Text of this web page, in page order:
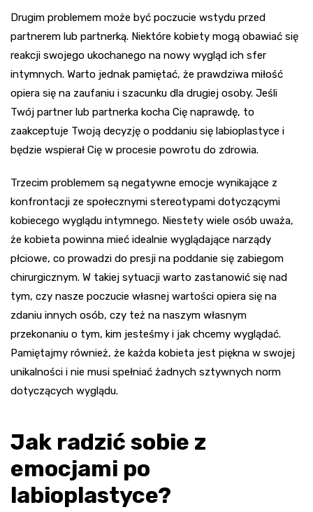
Drugim problemem może być poczucie wstydu przed
partnerem lub partnerką. Niektóre kobiety mogą obawiać się
reakcji swojego ukochanego na nowy wygląd ich sfer
intymnych. Warto jednak pamiętać, że prawdziwa miłość
opiera się na zaufaniu i szacunku dla drugiej osoby. Jeśli
Twój partner lub partnerka kocha Cię naprawdę, to
zaakceptuje Twoją decyzję o poddaniu się labioplastyce i
będzie wspierał Cię w procesie powrotu do zdrowia.
Trzecim problemem są negatywne emocje wynikające z
konfrontacji ze społecznymi stereotypami dotyczącymi
kobiecego wyglądu intymnego. Niestety wiele osób uważa,
że kobieta powinna mieć idealnie wyglądające narządy
płciowe, co prowadzi do presji na poddanie się zabiegom
chirurgicznym. W takiej sytuacji warto zastanowić się nad
tym, czy nasze poczucie własnej wartości opiera się na
zdaniu innych osób, czy też na naszym własnym
przekonaniu o tym, kim jesteśmy i jak chcemy wyglądać.
Pamiętajmy również, że każda kobieta jest piękna w swojej
unikalności i nie musi spełniać żadnych sztywnych norm
dotyczących wyglądu.
Jak radzić sobie z
emocjami po
labioplastyce?